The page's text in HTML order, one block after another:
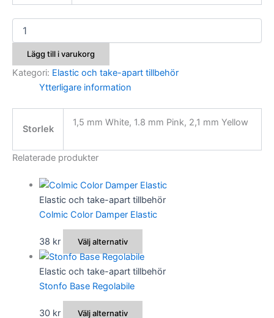
Colmic
Duplex
Hollow
Elastic
mängd
Lägg till i varukorg
Kategori: Elastic och take-apart tillbehör
Ytterligare information
Storlek
1,5 mm White, 1.8 mm Pink, 2,1 mm Yellow
Relaterade produkter
Elastic och take-apart tillbehör
Colmic Color Damper Elastic
38 kr Välj alternativ
här
produkten
flera
Elastic och take-apart tillbehör
Stonfo Base Regolabile
30 kr Välj alternativ